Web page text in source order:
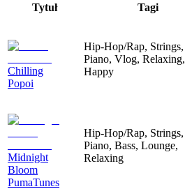
Tytuł Tagi
Chilling
Popoi
Hip-Hop/Rap, Strings,
Piano, Vlog, Relaxing,
Happy
Midnight
Bloom
PumaTunes
Hip-Hop/Rap, Strings,
Piano, Bass, Lounge,
Relaxing